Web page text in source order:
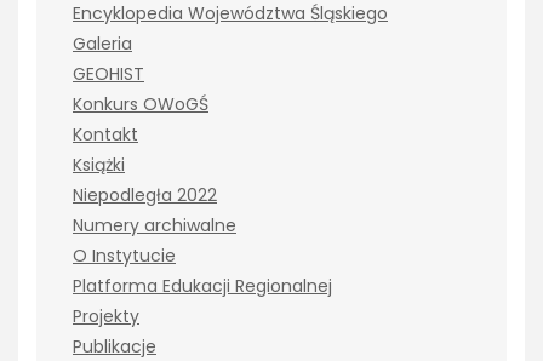
Encyklopedia Województwa Śląskiego
Galeria
GEOHIST
Konkurs OWoGŚ
Kontakt
Książki
Niepodległa 2022
Numery archiwalne
O Instytucie
Platforma Edukacji Regionalnej
Projekty
Publikacje